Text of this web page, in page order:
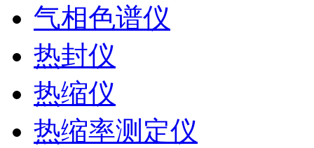
气相色谱仪
热封仪
热缩仪
热缩率测定仪